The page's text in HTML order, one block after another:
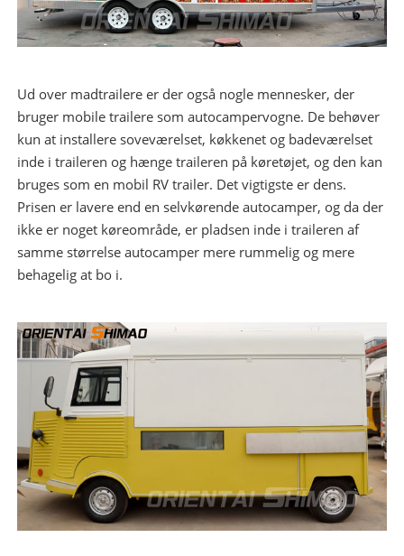
Ud over madtrailere er der også nogle mennesker, der
bruger mobile trailere som autocampervogne. De behøver
kun at installere soveværelset, køkkenet og badeværelset
inde i traileren og hænge traileren på køretøjet, og den kan
bruges som en mobil RV trailer. Det vigtigste er dens.
Prisen er lavere end en selvkørende autocamper, og da der
ikke er noget køreområde, er pladsen inde i traileren af ​​
samme størrelse autocamper mere rummelig og mere
behagelig at bo i.